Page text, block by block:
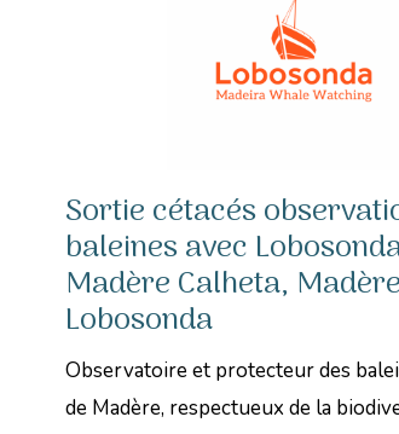
Sortie cétacés
baleines avec
Madère Calheta, Madère
Lobosonda
Observatoire et protecteur des
de Madère, respectueux de la